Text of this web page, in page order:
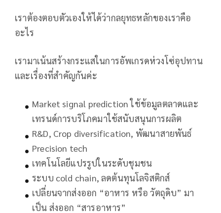
เราต้องตอบตัวเองให้ได้ว่ากลยุทธหลักของเราคือ
อะไร
เรามาเน้นสร้างกระแสในการอัพเกรดห่วงโซ่อุปทาน
และเรื่องที่สำคัญกันค่ะ
Market signal prediction ใช้ข้อมูลตลาดและ
เทรนด์การบริโภคมาใช้สนับสนุนการผลิต
R&D, Crop diversification, พัฒนาสายพันธ์
Precision tech
เทคโนโลยีแปรรูปในระดับชุมชน
ระบบ cold chain, ลดต้นทุนโลจิสติกส์
เปลี่ยนจากส่งออก “อาหาร หรือ วัตถุดิบ” มา
เป็น ส่งออก “สารอาหาร”